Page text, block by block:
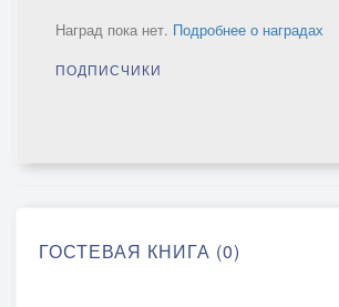
Наград пока нет. Подробнее о наградах
ПОДПИСЧИКИ
ГОСТЕВАЯ КНИГА (0)